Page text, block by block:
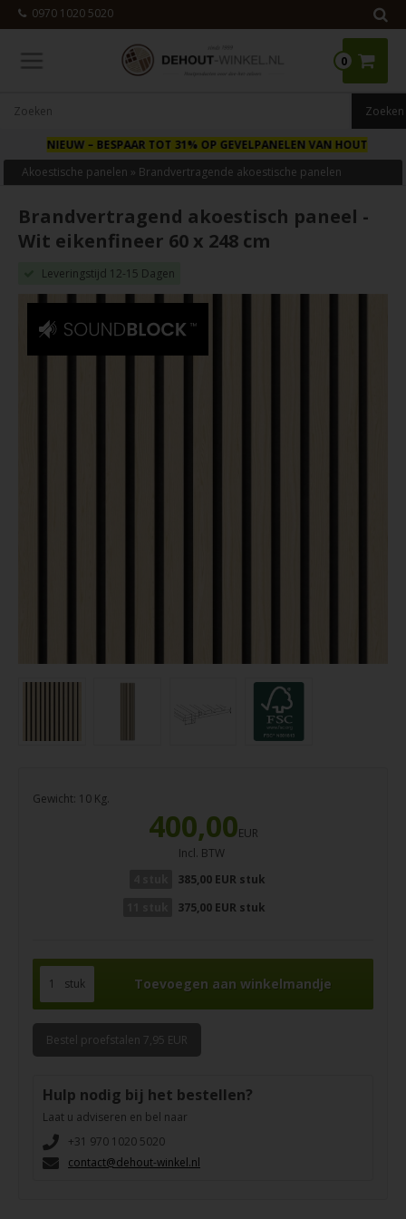
0970 1020 5020
0
NIEUW– BESPAAR TOT 31% OP GEVELPANELEN VAN HOUT
Akoestische panelen » Brandvertragende akoestische panelen
Brandvertragend akoestisch paneel -
Wit eikenfineer 60 x 248 cm
Leveringstijd 12-15 Dagen
Gewicht: 10 Kg.
400,00EUR
Incl. BTW
385,00 EUR stuk
375,00 EUR stuk
stuk
Bestel proefstalen 7,95 EUR
Hulp nodig bij het bestellen?
Laat u adviseren en bel naar
+31 970 1020 5020
contact@dehout-winkel.nl